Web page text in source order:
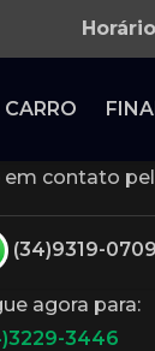
em contato
(34)9319-0709
agora para:
3446